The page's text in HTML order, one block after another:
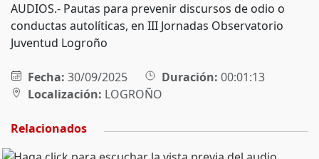
AUDIOS.- Pautas para prevenir discursos de odio o
conductas autolíticas, en III Jornadas Observatorio
Juventud Logroño
Fecha: 30/09/2025 Duración: 00:01:13
Localización: LOGROÑO
Relacionados